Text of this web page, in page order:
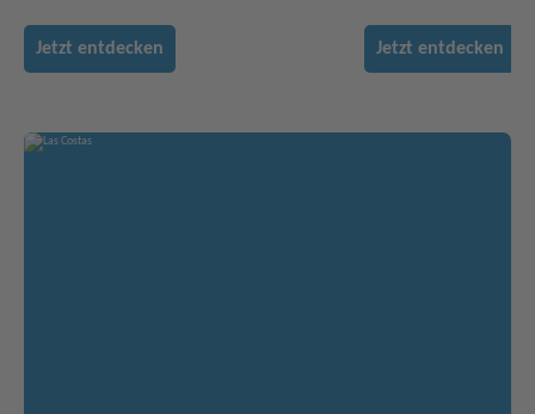
Jetzt entdecken Jetzt entdecken